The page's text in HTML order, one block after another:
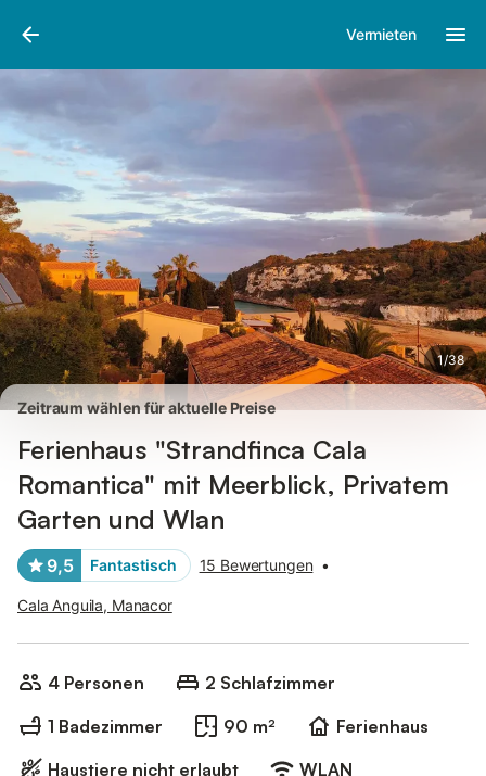
Vermieten
1/38
Bilder
Zeitraum wählen für aktuelle Preise
Ferienhaus "Strandfinca Cala
Romantica" mit Meerblick, Privatem
Garten und Wlan
9,5 Fantastisch 15 Bewertungen •
Cala Anguila, Manacor
4 Personen
2 Schlafzimmer
1 Badezimmer
90 m²
Ferienhaus
Haustiere nicht erlaubt
WLAN